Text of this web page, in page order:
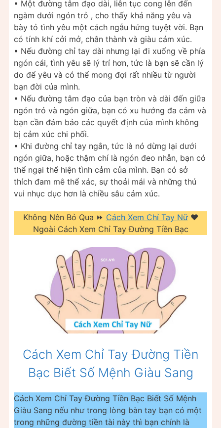
• Một đường tâm đạo dài, liên tục cong lên đến
ngàm dưới ngón trỏ , cho thấy khả năng yêu và
bày tỏ tình yêu một cách ngẫu hứng tuyệt vời. Bạn
có tính khí cởi mở, chân thành và giàu cảm xúc.
• Nếu đường chỉ tay dài nhưng lại đi xuống về phía
ngón cái, tình yêu sẽ lý trí hơn, tức là bạn sẽ cần lý
do để yêu và có thể mong đợi rất nhiều từ người
bạn đời của mình.
• Nếu đường tâm đạo của bạn tròn và dài đến giữa
ngón trỏ và ngón giữa, bạn có xu hướng đa cảm và
bạn cần đảm bảo các quyết định của mình không
bị cảm xúc chi phối.
• Khi đường chỉ tay ngắn, tức là nó dừng lại dưới
ngón giữa, hoặc thậm chí là ngón đeo nhẫn, bạn có
thể ngại thể hiện tình cảm của mình. Bạn có sở
thích đam mê thể xác, sự thoải mái và những thú
vui nhục dục hơn là chiều sâu cảm xúc.
Không Nên Bỏ Qua ⏩ Cách Xem Chỉ Tay Nữ❤️️
Ngoài Cách Xem Chỉ Tay Đường Tiền Bạc
Cách Xem Chỉ Tay Đường Tiền
Bạc Biết Số Mệnh Giàu Sang
Cách Xem Chỉ Tay Đường Tiền Bạc Biết Số Mệnh
Giàu Sang nếu như trong lòng bàn tay bạn có một
trong những đường tiền tài này thì bạn chính là